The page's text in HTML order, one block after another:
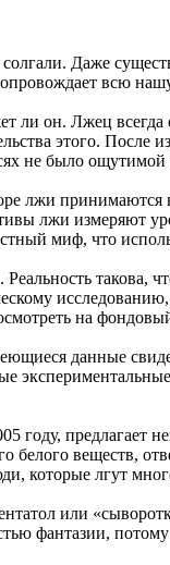
Даже
всю
ли он. Лжец
этого. После
не было
лжи принимаются
лжи измеряют
миф, что
на
данные
году,
белого веществ,
которые лгут
или
фантазии,